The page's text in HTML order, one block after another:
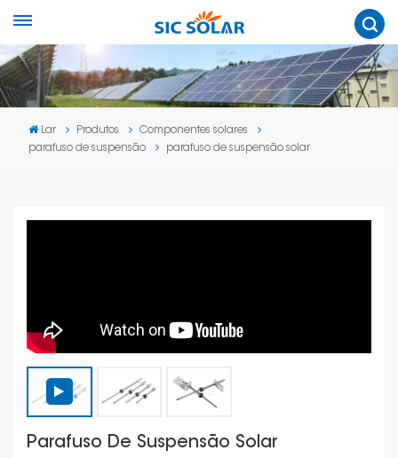
Lar Produtos
Componentes solares
parafuso de suspensão
parafuso de suspensão solar
Parafuso De Suspensão Solar